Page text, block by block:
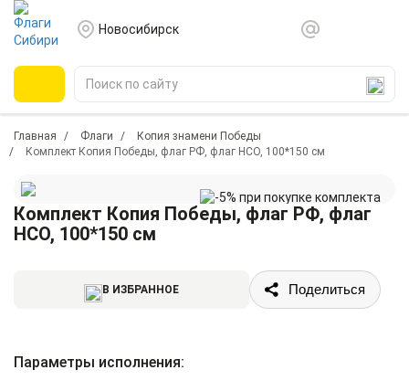
Новосибирск
Главная Флаги
Копия знамени Победы
Комплект Копия Победы, флаг РФ, флаг НСО, 100*150 см
Комплект Копия Победы, флаг РФ, флаг
НСО, 100*150 см
В ИЗБРАННОЕ Поделиться
Параметры исполнения: